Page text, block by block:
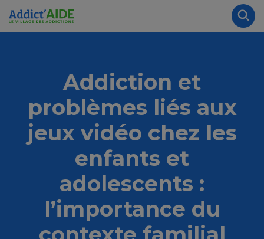
Aller au contenu principal
Addiction et
problèmes liés aux
jeux vidéo chez les
enfants et
adolescents :
l’importance du
Panneau de gestion des cookies